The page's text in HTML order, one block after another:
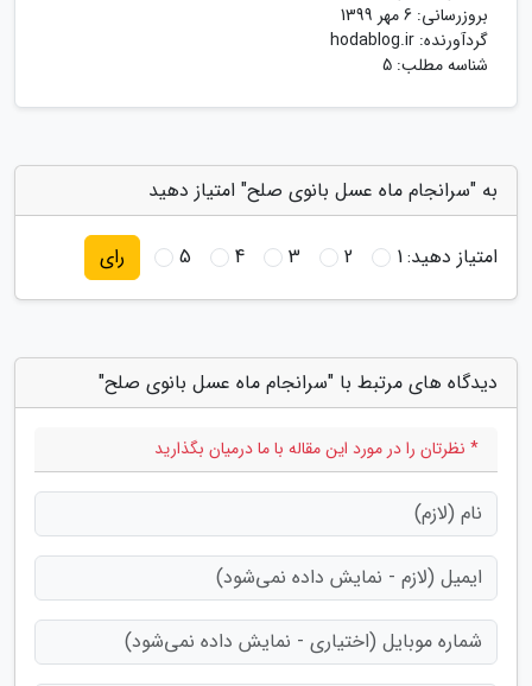
بروزرسانی: 6 مهر 1399
گردآورنده: hodablog.ir
شناسه مطلب: 5
به "سرانجام ماه عسل بانوی صلح" امتیاز دهید
امتیاز دهید:1
2
3
4
5 رای
دیدگاه های مرتبط با "سرانجام ماه عسل بانوی صلح"
* نظرتان را در مورد این مقاله با ما درمیان بگذارید